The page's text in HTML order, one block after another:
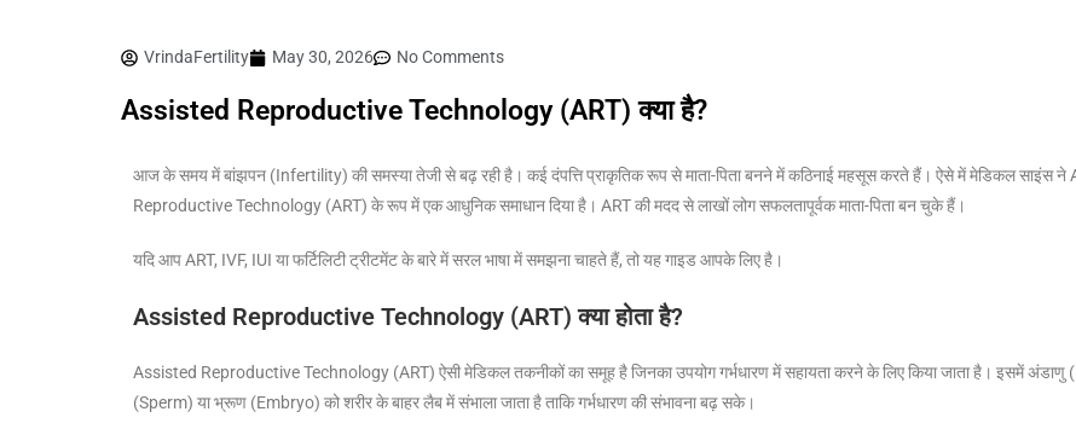
VrindaFertility May 30, 2026 No Comments
Assisted Reproductive Technology (ART) क्या है?
आज के समय में बांझपन (Infertility) की समस्या तेजी से बढ़ रही है। कई दंपत्ति प्राकृतिक रूप से माता-पिता बनने में कठिनाई महसूस करते हैं। ऐसे में मेडिकल साइंस ने
Reproductive Technology (ART) के रूप में एक आधुनिक समाधान दिया है। ART की मदद से लाखों लोग सफलतापूर्वक माता-पिता बन चुके हैं।
यदि आप ART, IVF, IUI या फर्टिलिटी ट्रीटमेंट के बारे में सरल भाषा में समझना चाहते हैं, तो यह गाइड आपके लिए है।
Assisted Reproductive Technology (ART) क्या होता है?
Assisted Reproductive Technology (ART) ऐसी मेडिकल तकनीकों का समूह है जिनका उपयोग गर्भधारण में सहायता करने के लिए किया जाता है। इसमें अंडाणु
(Sperm) या भ्रूण (Embryo) को शरीर के बाहर लैब में संभाला जाता है ताकि गर्भधारण की संभावना बढ़ सके।